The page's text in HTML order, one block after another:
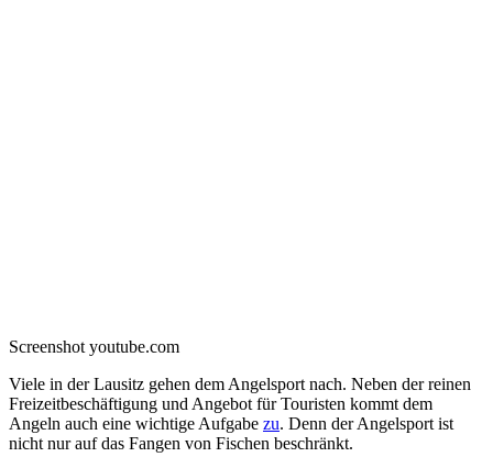
Screenshot youtube.com
Viele in der Lausitz gehen dem Angelsport nach. Neben der reinen
Freizeitbeschäftigung und Angebot für Touristen kommt dem
Angeln auch eine wichtige Aufgabe zu. Denn der Angelsport ist
nicht nur auf das Fangen von Fischen beschränkt.